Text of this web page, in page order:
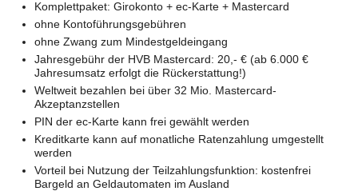
Komplettpaket: Girokonto + ec-Karte + Mastercard
ohne Kontoführungsgebühren
ohne Zwang zum Mindestgeldeingang
Jahresgebühr der HVB Mastercard: 20,- € (ab 6.000 €
Jahresumsatz erfolgt die Rückerstattung!)
Weltweit bezahlen bei über 32 Mio. Mastercard-
Akzeptanzstellen
PIN der ec-Karte kann frei gewählt werden
Kreditkarte kann auf monatliche Ratenzahlung umgestellt
werden
Vorteil bei Nutzung der Teilzahlungsfunktion: kostenfrei
Bargeld an Geldautomaten im Ausland